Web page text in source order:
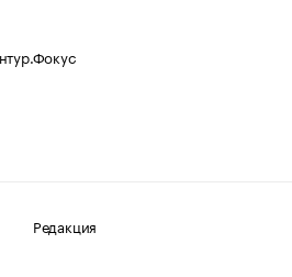
Редакция